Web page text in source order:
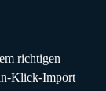
richtigen
Klick-Import